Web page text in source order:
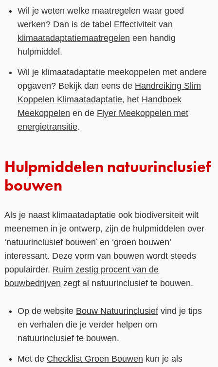
Wil je weten welke maatregelen waar goed
werken? Dan is de tabel Effectiviteit van
klimaatadaptatiemaatregelen een handig
hulpmiddel.
Wil je klimaatadaptatie meekoppelen met andere
opgaven? Bekijk dan eens de Handreiking Slim
Koppelen Klimaatadaptatie, het Handboek
Meekoppelen en de Flyer Meekoppelen met
energietransitie.
Hulpmiddelen natuurinclusief
bouwen
Als je naast klimaatadaptatie ook biodiversiteit wilt
meenemen in je ontwerp, zijn de hulpmiddelen over
‘natuurinclusief bouwen’ en ‘groen bouwen’
interessant. Deze vorm van bouwen wordt steeds
populairder. Ruim zestig procent van de
bouwbedrijven zegt al natuurinclusief te bouwen.
Op de website Bouw Natuurinclusiefvind je tips
en verhalen die je verder helpen om
natuurinclusief te bouwen.
Met de Checklist Groen Bouwen kun je als